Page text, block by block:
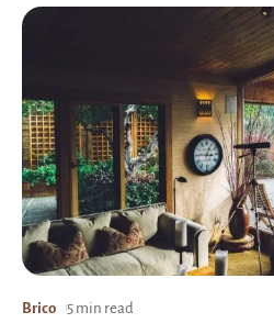
Brico 5 min read